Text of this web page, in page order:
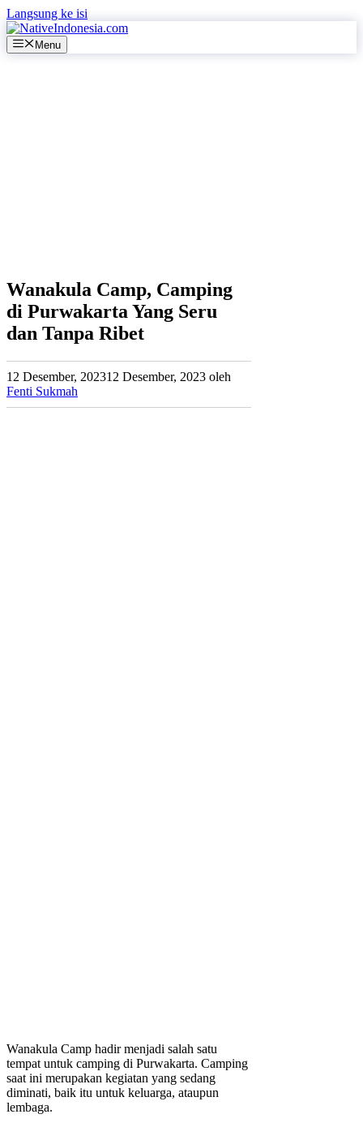
Langsung ke isi
Menu
Wanakula Camp, Camping
di Purwakarta Yang Seru
dan Tanpa Ribet
12 Desember, 202312 Desember, 2023 oleh
Fenti Sukmah
Wanakula Camp hadir menjadi salah satu
tempat untuk camping di Purwakarta. Camping
saat ini merupakan kegiatan yang sedang
diminati, baik itu untuk keluarga, ataupun
lembaga.